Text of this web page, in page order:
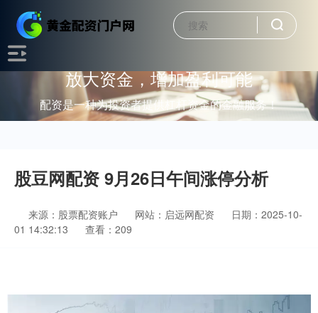
放大资金，增加盈利可能
配资是一种为投资者提供杠杆资金的金融服务！
股豆网配资 9月26日午间涨停分析
来源：股票配资账户 网站：启远网配资
日期：2025-10-
01 14:32:13
查看：209